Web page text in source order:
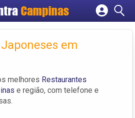
Campinas
Cadastrar empresa
Criar conta
em
melhores Restaurantes
e região, com telefone e